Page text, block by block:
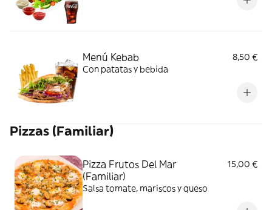
Menú Kebab
8,50 €
Con patatas y bebida
Pizzas (Familiar)
Pizza Frutos Del Mar
(Familiar)
15,00 €
Salsa tomate, mariscos y queso